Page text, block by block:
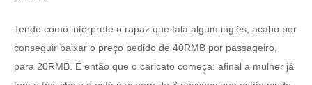
Tendo como intérprete o rapaz que fala algum inglês, acabo por
conseguir baixar o preço pedido de 40RMB por passageiro,
para 20RMB. É então que o caricato começa: afinal a mulher já